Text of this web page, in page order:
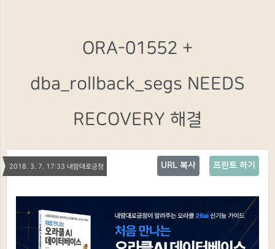
ORA-01552 +
dba_rollback_segs NEEDS
RECOVERY 해결
2018. 3. 7. 17:33 내맘대로긍정 프린트 하기
URL 복사